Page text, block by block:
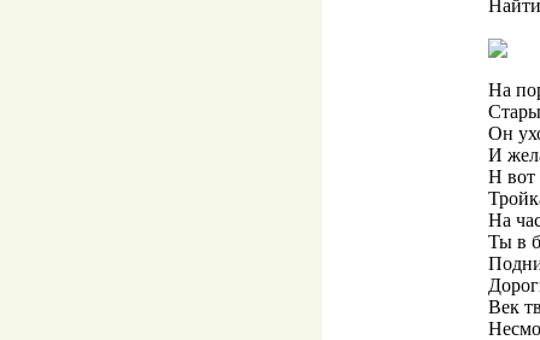
На
Он
И
Н вот
На
Ты в
Век